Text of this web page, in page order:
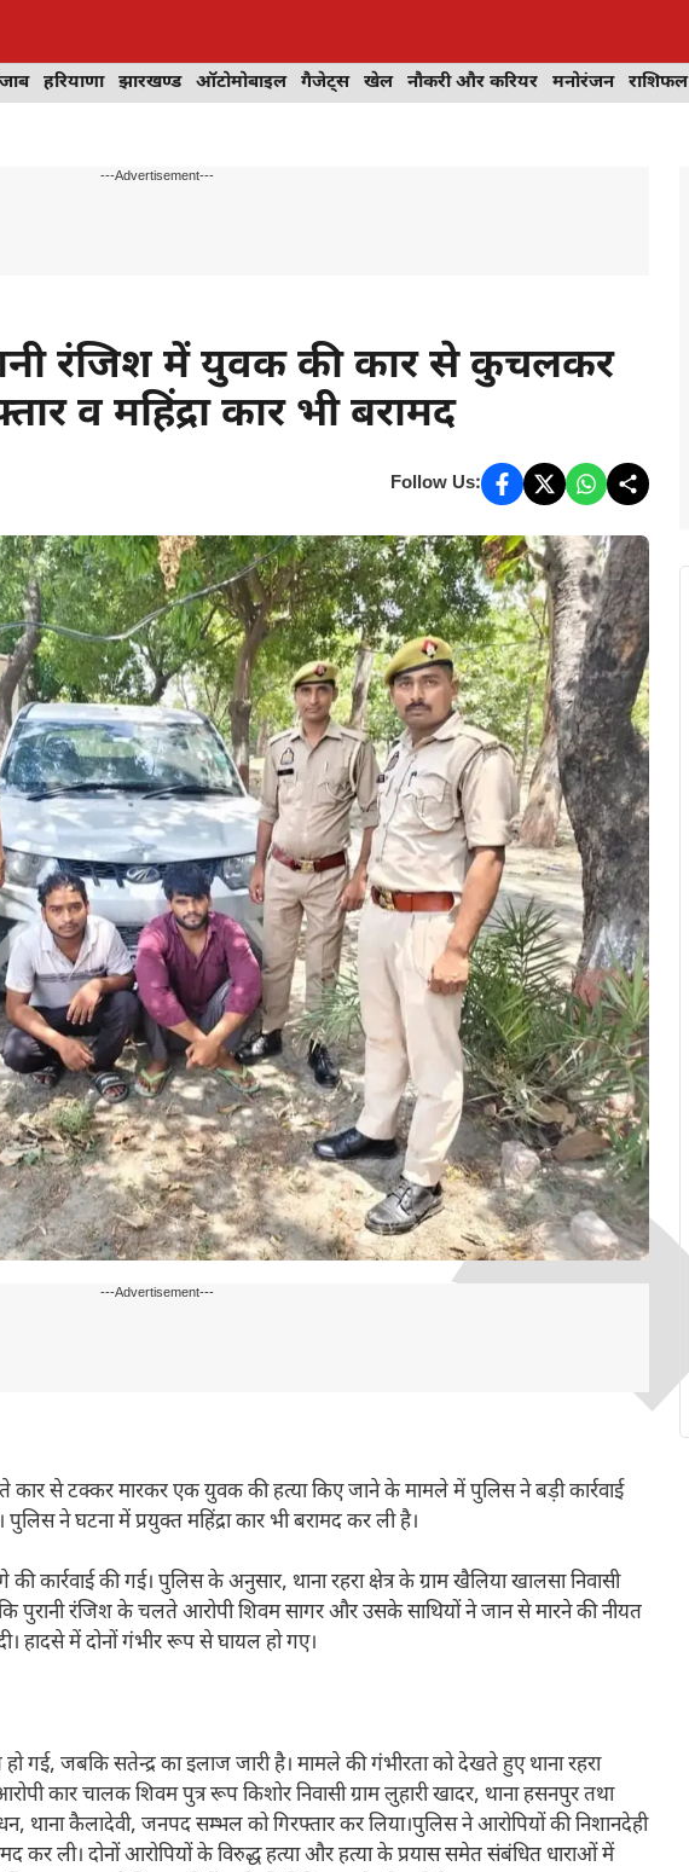
हरियाणा झारखण्ड ऑटोमोबाइल गैजेट्स खेल नौकरी और करियर मनोरंजन राशिफल
---Advertisement---
रंजिश में युवक की कार से कुचलकर
व महिंद्रा कार भी बरामद
Follow Us:
---Advertisement---
कार से टक्कर मारकर एक युवक की हत्या किए जाने के मामले में पुलिस ने बड़ी कार्रवाई
ने घटना में प्रयुक्त महिंद्रा कार भी बरामद कर ली है।
कार्रवाई की गई। पुलिस के अनुसार, थाना रहरा क्षेत्र के ग्राम खैलिया खालसा निवासी
पुरानी रंजिश के चलते आरोपी शिवम सागर और उसके साथियों ने जान से मारने की नीयत
हादसे में दोनों गंभीर रूप से घायल हो गए।
गई, जबकि सतेन्द्र का इलाज जारी है। मामले की गंभीरता को देखते हुए थाना रहरा
कार चालक शिवम पुत्र रूप किशोर निवासी ग्राम लुहारी खादर, थाना हसनपुर तथा
थाना कैलादेवी, जनपद सम्भल को गिरफ्तार कर लिया।पुलिस ने आरोपियों की निशानदेही
कर ली। दोनों आरोपियों के विरुद्ध हत्या और हत्या के प्रयास समेत संबंधित धाराओं में